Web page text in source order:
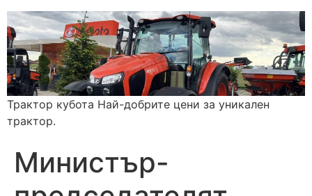
Трактор кубота Най-добрите цени за уникален
трактор.
Министър-